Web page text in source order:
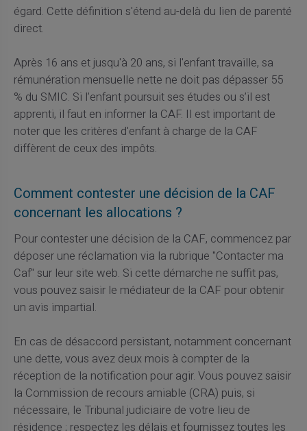
égard. Cette définition s'étend au-delà du lien de parenté
direct.
Après 16 ans et jusqu'à 20 ans, si l'enfant travaille, sa
rémunération mensuelle nette ne doit pas dépasser 55
% du SMIC. Si l’enfant poursuit ses études ou s’il est
apprenti, il faut en informer la CAF. Il est important de
noter que les critères d'enfant à charge de la CAF
diffèrent de ceux des impôts.
Comment contester une décision de la CAF
concernant les allocations ?
Pour contester une décision de la CAF, commencez par
déposer une réclamation via la rubrique "Contacter ma
Caf" sur leur site web. Si cette démarche ne suffit pas,
vous pouvez saisir le médiateur de la CAF pour obtenir
un avis impartial.
En cas de désaccord persistant, notamment concernant
une dette, vous avez deux mois à compter de la
réception de la notification pour agir. Vous pouvez saisir
la Commission de recours amiable (CRA) puis, si
nécessaire, le Tribunal judiciaire de votre lieu de
résidence ; respectez les délais et fournissez toutes les